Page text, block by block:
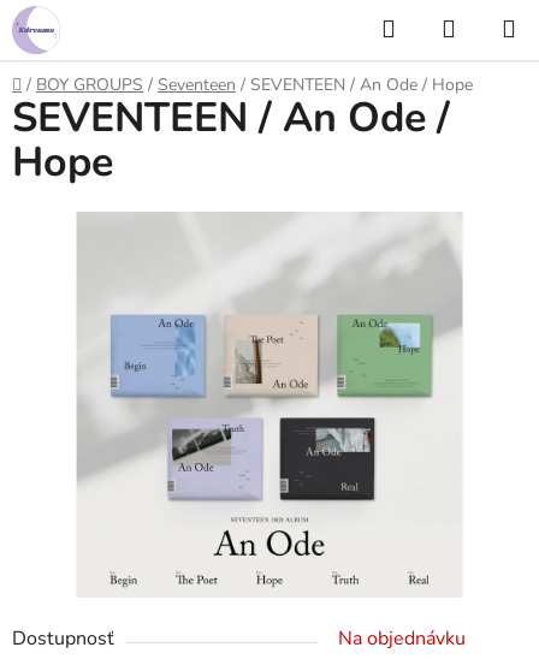
Prejsť
na
obsah
Hľadať
KOŠÍK
Domov
/ BOY GROUPS / Seventeen / SEVENTEEN / An Ode / Hope
Dostupnosť
Na objednávku
SEVENTEEN / An Ode /
Hope